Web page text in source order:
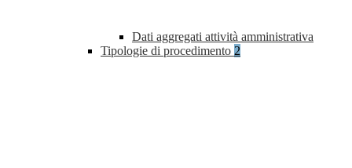
Dati aggregati attività amministrativa
Tipologie di procedimento 2